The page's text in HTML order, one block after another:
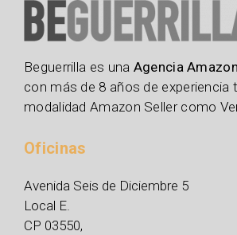
Beguerrilla es una Agencia
con más de 8 años de experiencia
modalidad Amazon Seller como
Oficinas
Avenida Seis de Diciembre 5
Local E.
CP 03550,